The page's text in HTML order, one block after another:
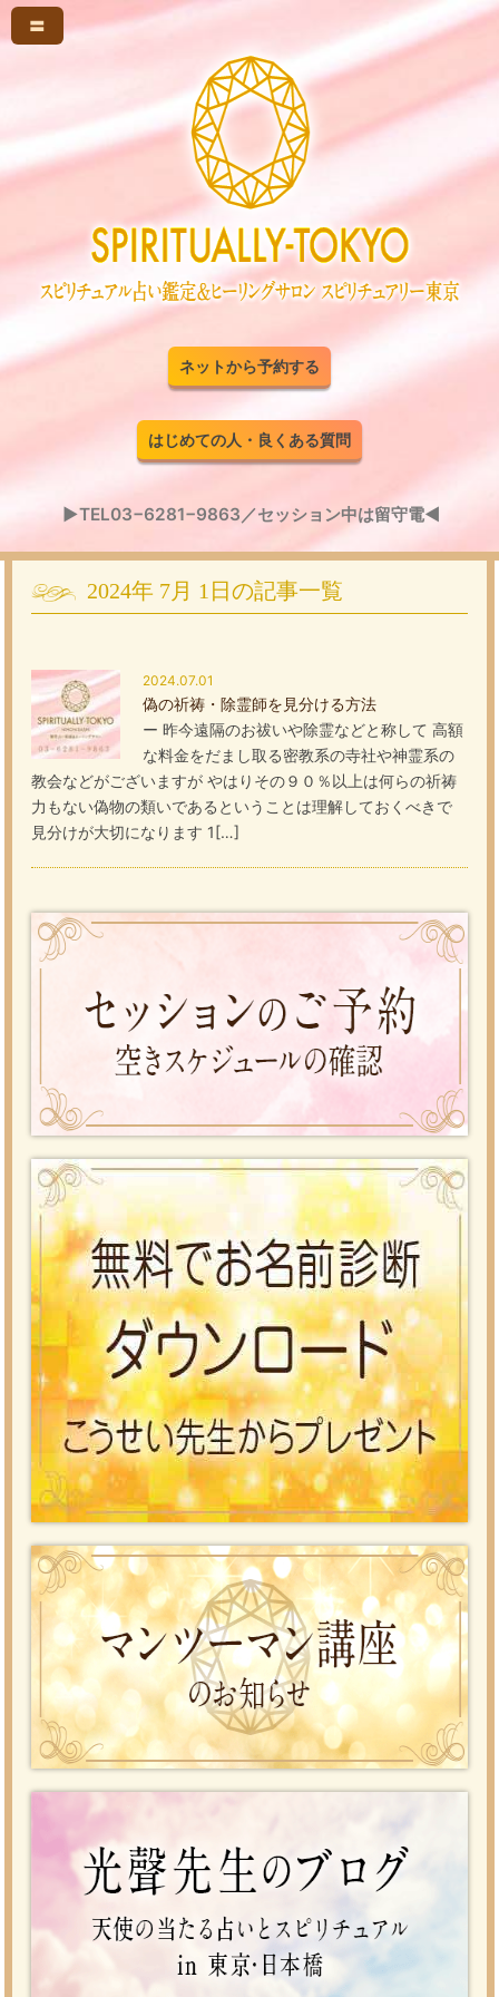
〓
ネットから予約する
はじめての人・良くある質問
▶TEL03−6281−9863／セッション中は留守電◀
2024年 7月 1日の記事一覧
2024.07.01
偽の祈祷・除霊師を見分ける方法
ー 昨今遠隔のお祓いや除霊などと称して 高額
な料金をだまし取る密教系の寺社や神霊系の
教会などがございますが やはりその９０％以上は何らの祈祷
力もない偽物の類いであるということは理解しておくべきで
見分けが大切になります 1[…]